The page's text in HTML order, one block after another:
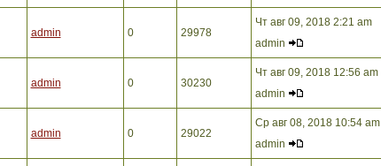
admin 0 29978
Чт авг 09, 2018 2:21 am
admin
admin 0 30230
Чт авг 09, 2018 12:56 am
admin
admin 0 29022
Ср авг 08, 2018 10:54 am
admin